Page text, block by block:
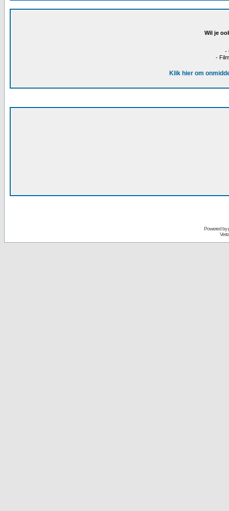
Wil je
-
-
Klik hier om
Powered by